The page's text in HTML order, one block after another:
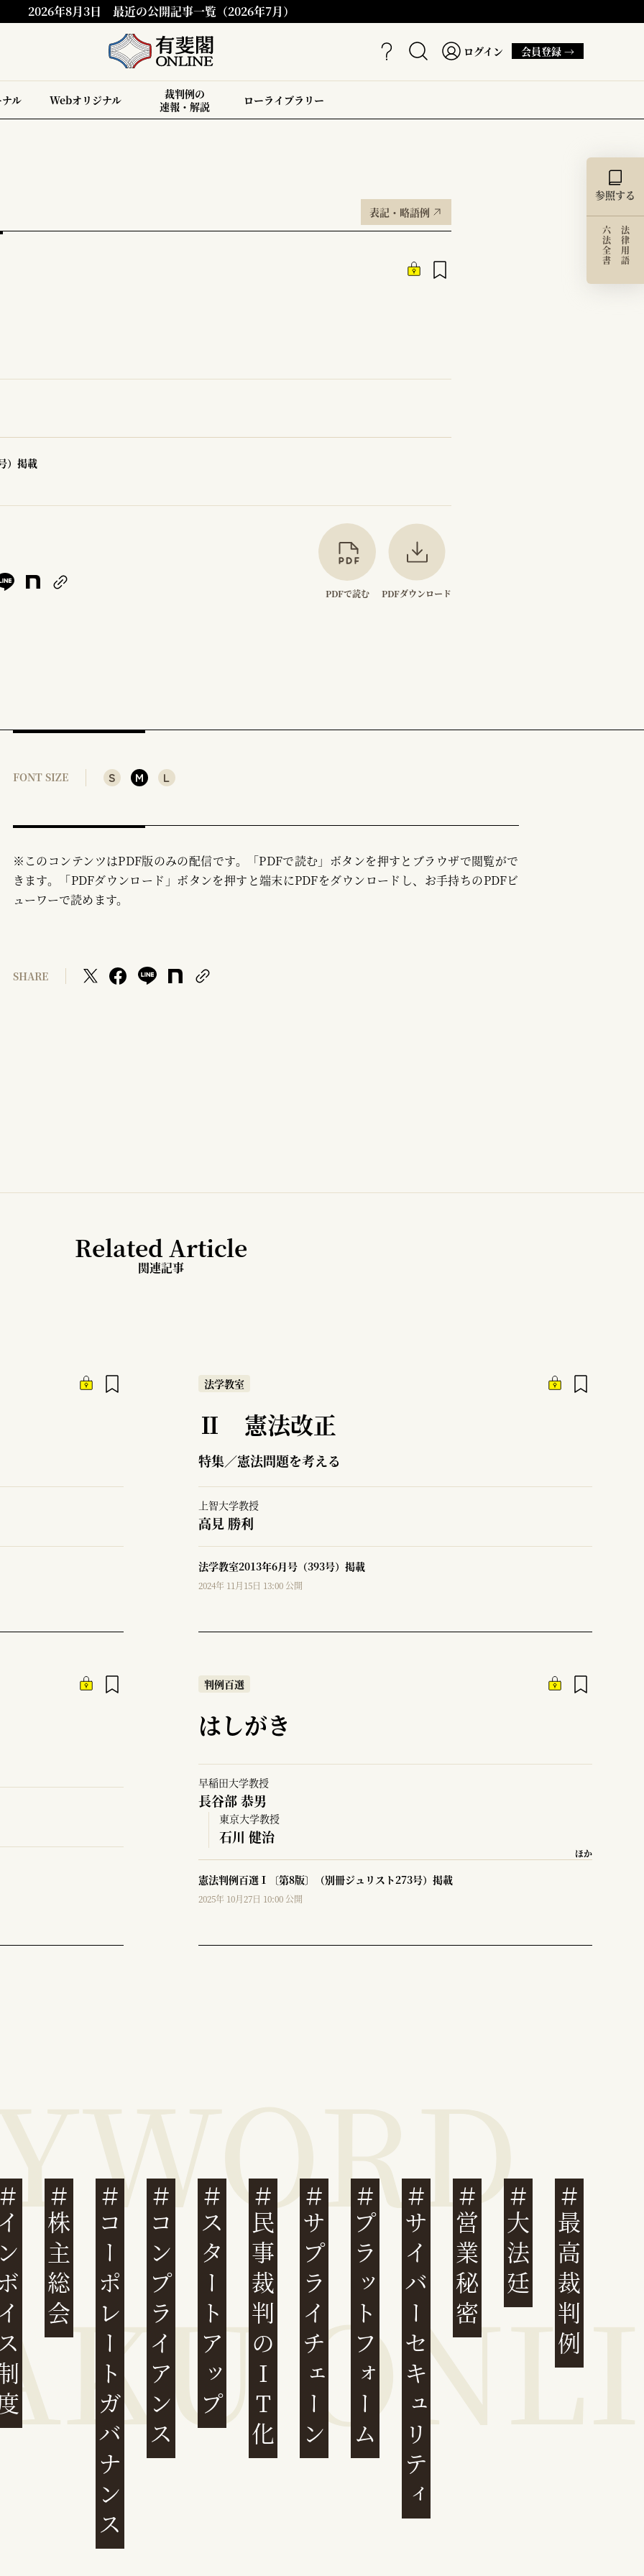
2026年8月3日 最近の公開記事一覧（2026年7月）
ログイン 会員登録 →
ル Webオリジナル
裁判例の
速報・解説
ローライブラリー
表記・略語例
）掲載
PDFで読む PDFダウンロード
参照する
法律用語
六法全書
FONT SIZE S M L
※このコンテンツはPDF版のみの配信です。「PDFで読む」ボタンを押すとブラウザで閲覧がで
きます。「PDFダウンロード」ボタンを押すと端末にPDFをダウンロードし、お手持ちのPDFビ
ューワーで読めます。
SHARE
Related Article
関連記事
法学教室
Ⅱ 憲法改正
特集／憲法問題を考える
上智大学教授
高見 勝利
法学教室2013年6月号（393号）掲載
2024年 11月15日 13:00 公開
判例百選
はしがき
早稲田大学教授
長谷部 恭男
東京大学教授
石川 健治
ほか
憲法判例百選Ⅰ〔第8版〕（別冊ジュリスト273号）掲載
2025年 10月27日 10:00 公開
制度 株主総会 コーポレートガバナンスコンプライアンススタートアップ民事裁判のIT化サプライチェーンプラットフォームサイバーセキュリティ 営業秘密 大法廷 最高裁判例